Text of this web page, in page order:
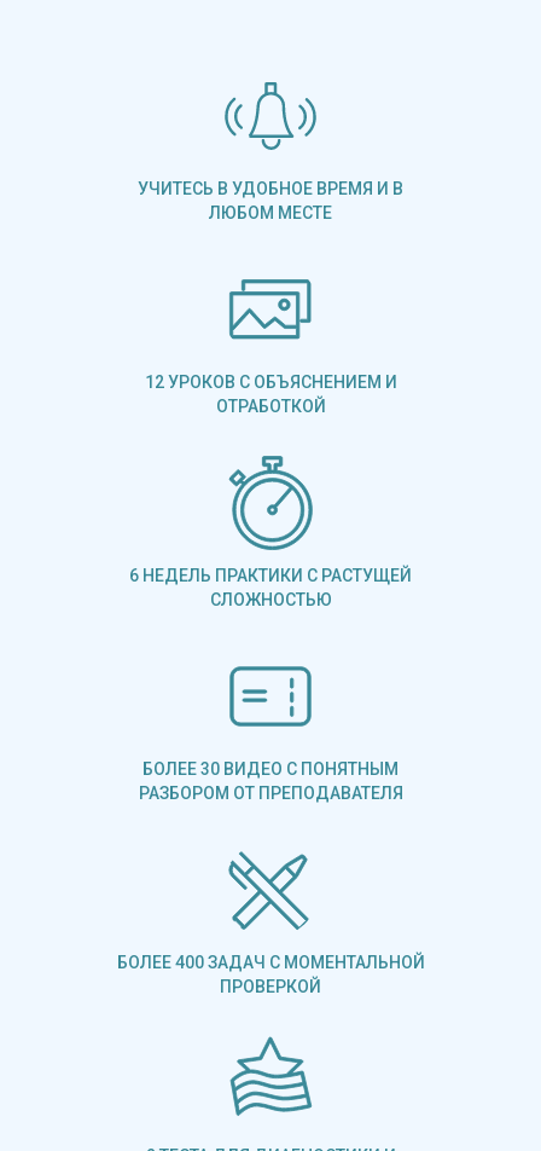
6 НЕДЕЛЬ ПРАКТИКИ С РАСТУЩЕЙ
СЛОЖНОСТЬЮ
12 УРОКОВ С ОБЪЯСНЕНИЕМ И
ОТРАБОТКОЙ
УЧИТЕСЬ В УДОБНОЕ ВРЕМЯ И В
ЛЮБОМ МЕСТЕ
БОЛЕЕ 400 ЗАДАЧ С МОМЕНТАЛЬНОЙ
ПРОВЕРКОЙ
БОЛЕЕ 30 ВИДЕО С ПОНЯТНЫМ
РАЗБОРОМ ОТ ПРЕПОДАВАТЕЛЯ